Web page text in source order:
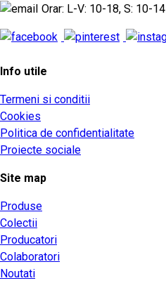
Orar: L-V: 10-18, S: 10-14
Info utile
Termeni si conditii
Cookies
Politica de confidentialitate
Proiecte sociale
Site map
Produse
Colectii
Producatori
Colaboratori
Noutati